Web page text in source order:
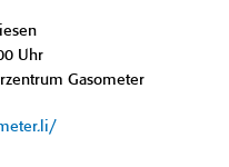
Uhr
Gasometer